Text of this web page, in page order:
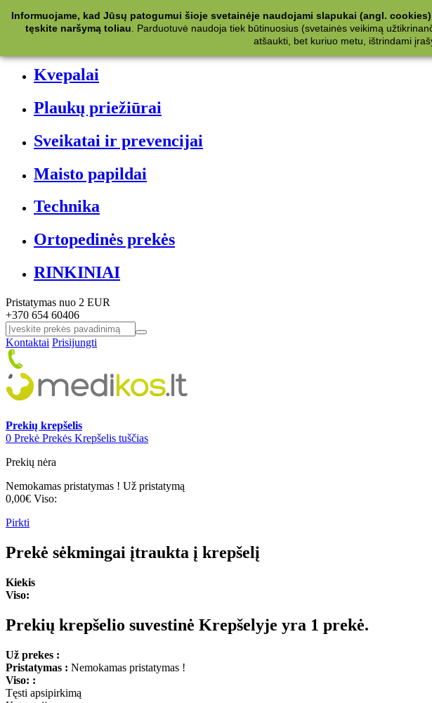
Kategorijos
Kvepalai
Plaukų priežiūrai
Sveikatai ir prevencijai
Maisto papildai
Technika
Ortopedinės prekės
RINKINIAI
Pristatymas nuo 2 EUR
+370 654 60406
Kontaktai Prisijungti
Prekių krepšelis
0 Prekė Prekės Krepšelis tuščias
Prekių nėra
Nemokamas pristatymas ! Už pristatymą
0,00€ Viso:
Pirkti
Prekė sėkmingai įtraukta į krepšelį
Kiekis
Viso:
Prekių krepšelio suvestinė Krepšelyje yra 1 prekė.
Už prekes :
Pristatymas : Nemokamas pristatymas !
Viso: :
Tęsti apsipirkimą
Informuojame, kad Jūsų patogumui šioje svetainėje naudojami slapukai (angl. cookies)
tęskite naršymą toliau
Parduotuvė naudoja tiek būtinuosius (svetainės veikimą
atšaukti, bet kuriuo metu, ištrindami